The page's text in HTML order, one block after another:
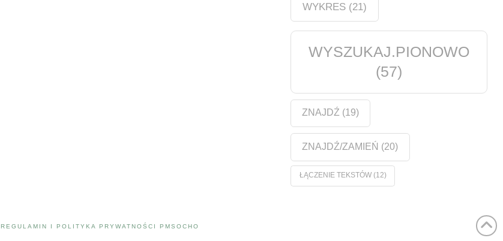
WYKRES(21)
WYSZUKAJ.PIONOWO
(57)
ZNAJDŹ (19)
ZNAJDŹ/ZAMIEŃ (20)
ŁĄCZENIE TEKSTÓW(12)
REGULAMIN I POLITYKA PRYWATNOŚCI PMSOCHO